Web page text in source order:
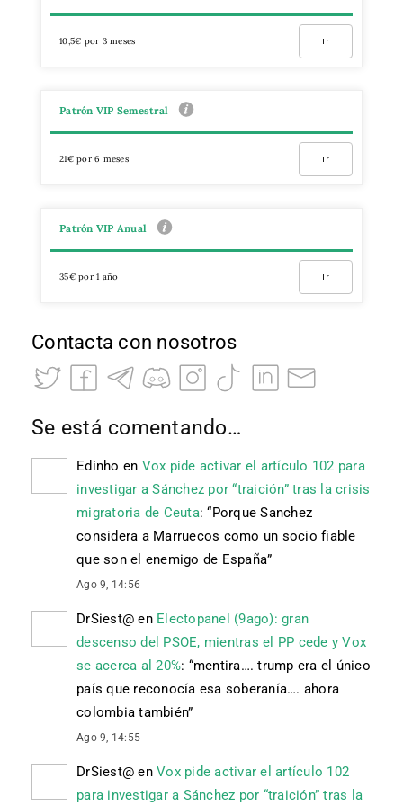
10,5€ por 3 meses Ir
Patrón VIP Semestral
21€ por 6 meses Ir
Patrón VIP Anual
35€ por 1 año Ir
Contacta con nosotros
Se está comentando…
Edinho en Vox pide activar el artículo 102 para
investigar a Sánchez por “traición” tras la crisis
migratoria de Ceuta: “Porque Sanchez
considera a Marruecos como un socio fiable
que son el enemigo de España”
Ago 9, 14:56
DrSiest@ en Electopanel (9ago): gran
descenso del PSOE, mientras el PP cede y Vox
se acerca al 20%: “mentira…. trump era el único
país que reconocía esa soberanía…. ahora
colombia también”
Ago 9, 14:55
DrSiest@ en Vox pide activar el artículo 102
para investigar a Sánchez por “traición” tras la